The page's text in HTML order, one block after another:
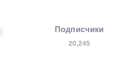
Подписчики
20,245